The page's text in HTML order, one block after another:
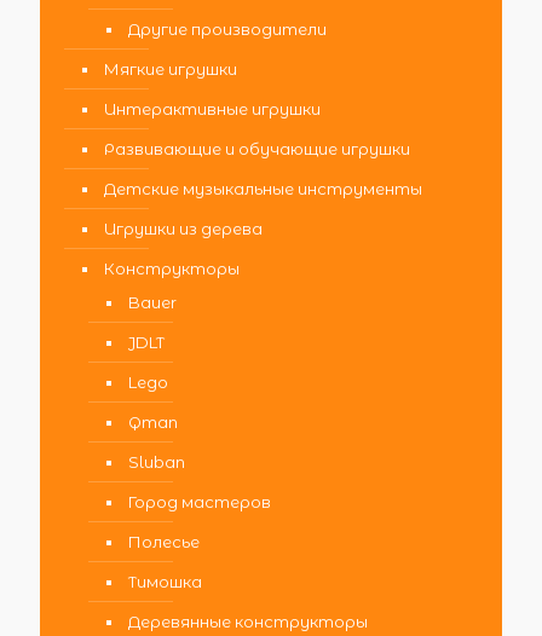
Другие производители
Мягкие игрушки
Интерактивные игрушки
Развивающие и обучающие игрушки
Детские музыкальные инструменты
Игрушки из дерева
Конструкторы
Bauer
JDLT
Lego
Qman
Sluban
Город мастеров
Полесье
Тимошка
Деревянные конструкторы